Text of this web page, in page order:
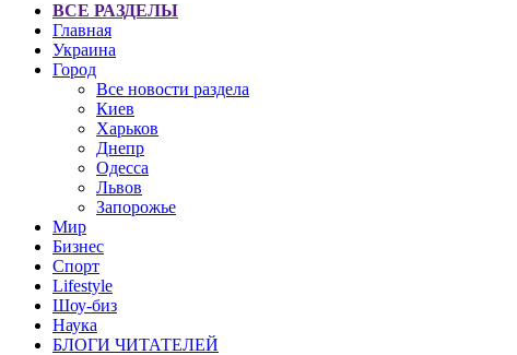
ВСЕ РАЗДЕЛЫ
Главная
Украина
Город
Все новости раздела
Киев
Харьков
Днепр
Одесса
Львов
Запорожье
Мир
Бизнес
Спорт
Lifestyle
Шоу-биз
Наука
БЛОГИ ЧИТАТЕЛЕЙ